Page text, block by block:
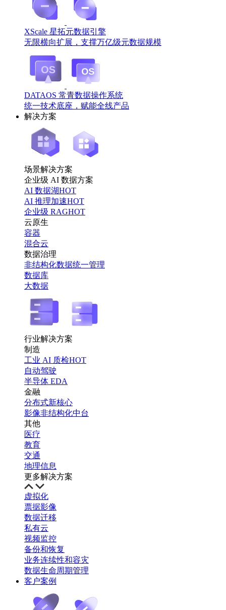
XScale 星拓元数据引擎
无限横向扩展，支撑万亿级元数据规模
DATAOS 常青数据操作系统
统一技术底座，赋能全线产品
解决方案
场景解决方案
企业级 AI 数据方案
AI 数据湖HOT
AI 推理加速HOT
企业级 RAGHOT
云原生
容器
混合云
数据治理
非结构化数据统一管理
数据库
大数据
行业解决方案
制造
工业 AI 质检HOT
自动驾驶
半导体 EDA
金融
分布式新核心
影像非结构化中台
其他
医疗
教育
交通
地理信息
更多解决方案
虚拟化
票据影像
数据迁移
私有云
视频监控
备份和恢复
业务连续性和容灾
数据生命周期管理
客户案例